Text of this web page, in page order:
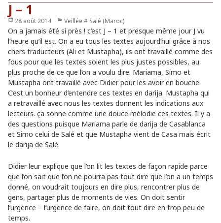
J – 1
Publié
le
28 août 2014 Catégories
Veillée # Salé (Maroc)
On a jamais été si près ! c’est J – 1 et presque même jour J vu
l’heure qu’il est. On a eu tous les textes aujourd’hui grâce à nos
chers traducteurs (Ali et Mustapha), ils ont travaillé comme des
fous pour que les textes soient les plus justes possibles, au
plus proche de ce que l’on a voulu dire. Mariama, Simo et
Mustapha ont travaillé avec Didier pour les avoir en bouche.
C’est un bonheur d’entendre ces textes en darija. Mustapha qui
a retravaillé avec nous les textes donnent les indications aux
lecteurs. ça sonne comme une douce mélodie ces textes. Il y a
des questions puisque Mariama parle de darija de Casablanca
et Simo celui de Salé et que Mustapha vient de Casa mais écrit
le darija de Salé.
Didier leur explique que l’on lit les textes de façon rapide parce
que l’on sait que l’on ne pourra pas tout dire que l’on a un temps
donné, on voudrait toujours en dire plus, rencontrer plus de
gens, partager plus de moments de vies. On doit sentir
l’urgence – l’urgence de faire, on doit tout dire en trop peu de
temps.